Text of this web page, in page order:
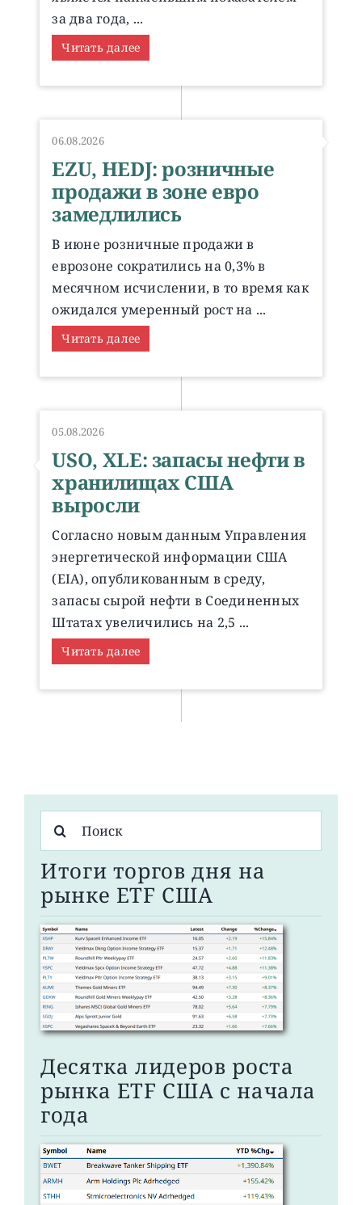
за два года, ...
Читать далее
06.08.2026
EZU, HEDJ: розничные
продажи в зоне евро
замедлились
В июне розничные продажи в
еврозоне сократились на 0,3% в
месячном исчислении, в то время как
ожидался умеренный рост на ...
Читать далее
05.08.2026
USO, XLE: запасы нефти в
хранилищах США
выросли
Согласно новым данным Управления
энергетической информации США
(EIA), опубликованным в среду,
запасы сырой нефти в Соединенных
Штатах увеличились на 2,5 ...
Читать далее
поиска:
Итоги торгов дня на
рынке ETF США
Десятка лидеров роста
рынка ETF США с начала
года